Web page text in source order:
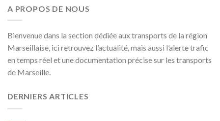
A PROPOS DE NOUS
Bienvenue dans la section dédiée aux transports de la région
Marseillaise, ici retrouvez l’actualité, mais aussi l’alerte trafic
en temps réel et une documentation précise sur les transports
de Marseille.
DERNIERS ARTICLES